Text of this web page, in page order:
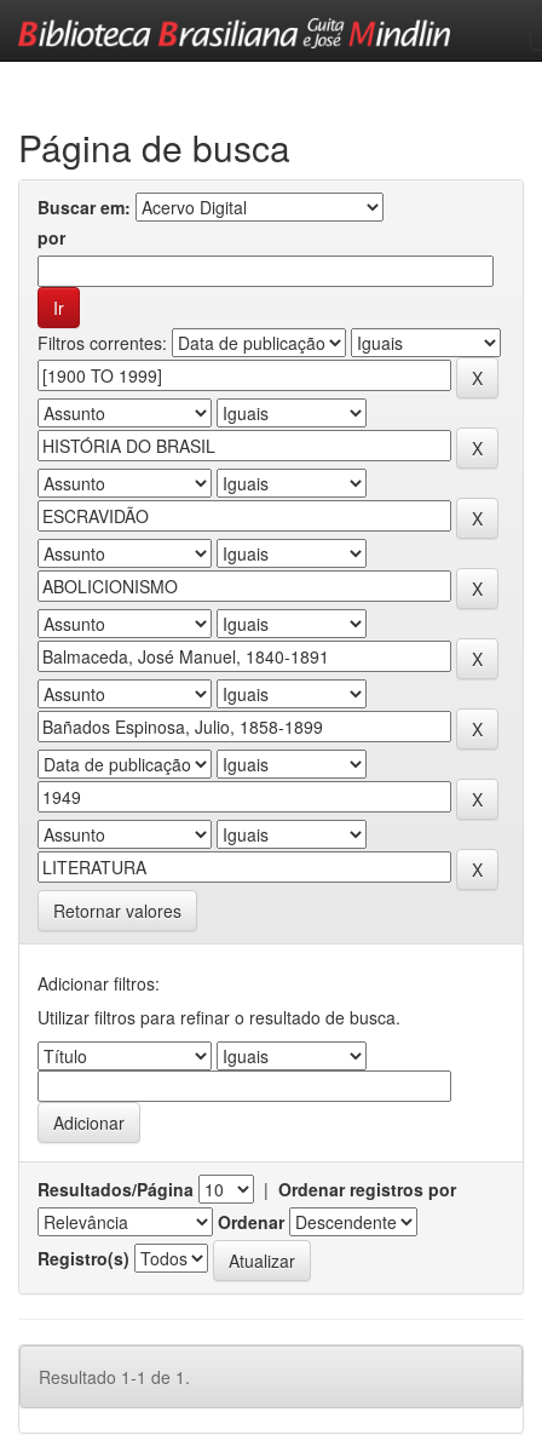
Página de busca
Buscar em:
por
Filtros correntes:
Retornar valores
Adicionar filtros:
Utilizar filtros para refinar o resultado de busca.
Resultados/Página | Ordenar registros por
Ordenar
Registro(s)
Resultado 1-1 de 1.